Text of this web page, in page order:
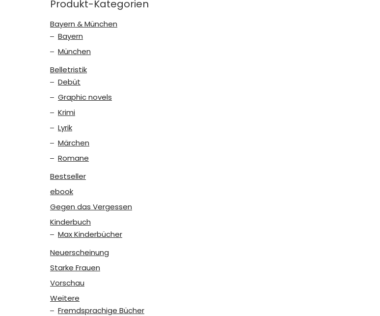
Produkt-Kategorien
Bayern & München
Bayern
München
Belletristik
Debüt
Graphic novels
Krimi
Lyrik
Märchen
Romane
Bestseller
ebook
Gegen das Vergessen
Kinderbuch
Max Kinderbücher
Neuerscheinung
Starke Frauen
Vorschau
Weitere
Fremdsprachige Bücher